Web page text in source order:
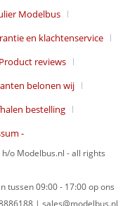
Modelbus
en klachtenservice
Product reviews
belonen wij
bestelling
-
o Modelbus.nl - all rights
tussen 09:00 - 17:00 op ons
| sales@modelbus.nl